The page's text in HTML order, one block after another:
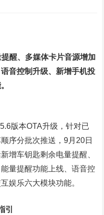
醒、多媒体卡片音源增加
音控制升级、新增手机投
版本OTA升级，针对已
序分批次推送，9月20日
增车钥匙剩余电量提醒、
量提醒功能上线、语音控
娱乐六大模块功能。
引